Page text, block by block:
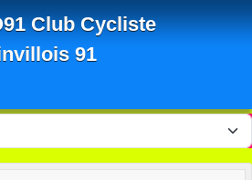
Club Cycliste
91